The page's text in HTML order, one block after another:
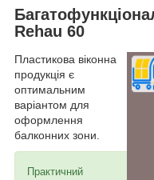
Rehau 60
Пластикова віконна
продукція є
оптимальним
варіантом для
оформлення
балконних зони.
Практичний